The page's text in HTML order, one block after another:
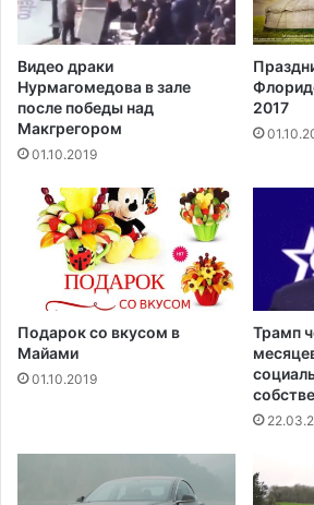
н
п
о
в
е
к
е
о
ы
х
в
С
Видео драки
Нурмагомедова в зале
после победы над
Макгрегором‍
01.10.2019
2017
Подарок со вкусом в
Майами
01.10.2019
Трамп